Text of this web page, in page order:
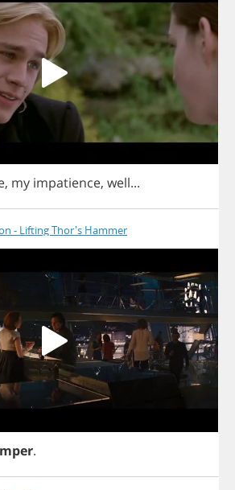
, my impatience, well...
- Lifting Thor's Hammer
.